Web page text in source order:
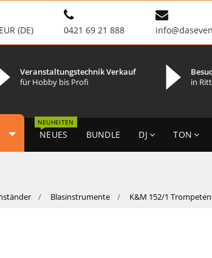
(DE) 0421 69 21 888
Veranstaltungstechnik Verkauf
für Hobby bis Profi
in
NEUES
NEUHEITEN
BUNDLE DJ TON
Blasinstrumente K&M 152/1